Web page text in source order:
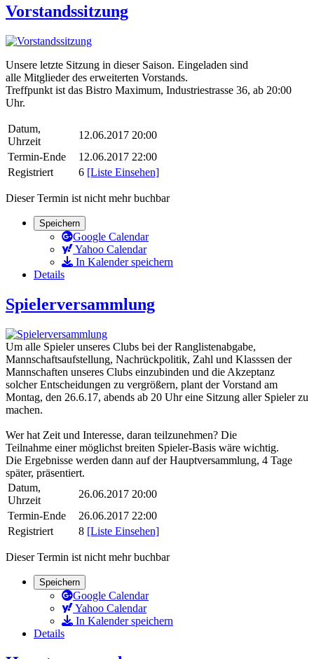
Vorstandssitzung
Unsere letzte Sitzung in dieser Saison. Eingeladen sind
alle Mitglieder des erweiterten Vorstands.
Treffpunkt ist das Bistro Maximum, Industriestrasse 36, ab 20:00
Uhr.
Datum,
Uhrzeit
12.06.2017 20:00
Termin-Ende
12.06.2017 22:00
Registriert
6 [Liste Einsehen]
Dieser Termin ist nicht mehr buchbar
Speichern
Google Calendar
Yahoo Calendar
In Kalender speichern
Details
Spielerversammlung
Um alle Spieler unseres Clubs bei der Ranglistenabgabe,
Mannschaftsaufstellung, Nachrückpolitik, Zahl und Klasssen der
Mannschaften unseres Clubs einzubinden und die Akzeptanz
solcher Entscheidungen zu vergrößern, plant der Vorstand am
Montag, den 26.6.17, abends ab 20 Uhr eine Sitzung aller Spieler zu
machen.
Wer hat Zeit und Interesse, daran teilzunehmen? Die
Teilnahme einer möglichst breiten Spieler-Basis wäre wichtig.
Die Ergebnisse werden dann auf der Hauptversammlung, 4 Tage
später, präsentiert.
Datum,
Uhrzeit
26.06.2017 20:00
Termin-Ende
26.06.2017 22:00
Registriert
8 [Liste Einsehen]
Dieser Termin ist nicht mehr buchbar
Speichern
Google Calendar
Yahoo Calendar
In Kalender speichern
Details